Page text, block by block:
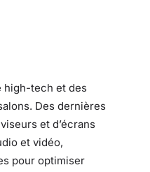
high-tech et des
Des dernières
et d’écrans
et vidéo,
pour optimiser